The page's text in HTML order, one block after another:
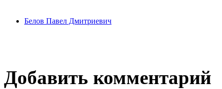
Белов Павел Дмитриевич
Добавить комментарий